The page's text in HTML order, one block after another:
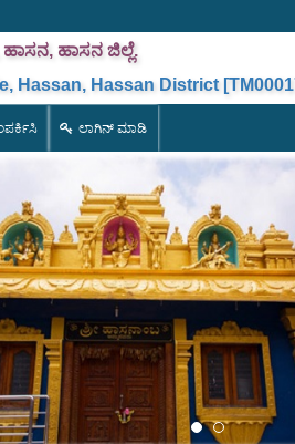
ಹಾಸನ, ಹಾಸನಜಿಲ್ಲೆ.
Hassan, Hassan District
ಲಾಗಿನ್ ಮಾಡಿ